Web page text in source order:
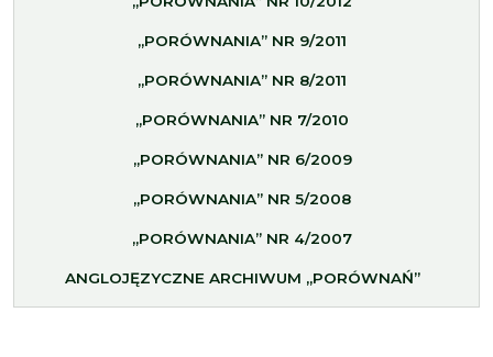
„PORÓWNANIA” NR 9/2011
„PORÓWNANIA” NR 8/2011
„PORÓWNANIA” NR 7/2010
„PORÓWNANIA” NR 6/2009
„PORÓWNANIA” NR 5/2008
„PORÓWNANIA” NR 4/2007
ANGLOJĘZYCZNE ARCHIWUM „PORÓWNAŃ”